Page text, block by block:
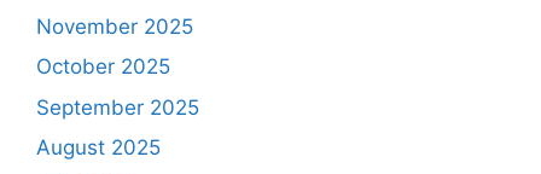
November 2025
October 2025
September 2025
August 2025